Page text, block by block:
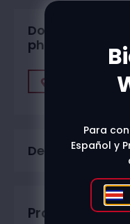
Do you want to
physical stores?
Description
Productos
Para
Español y